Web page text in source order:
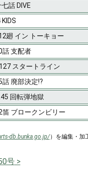
話 DIVE
廻 イン トーキョー
話 支配者
スタートライン
話 廃部決定!?
回転弾地獄
笛 ブロークンビリー
db.bunka.go.jp/）を編集・加
号